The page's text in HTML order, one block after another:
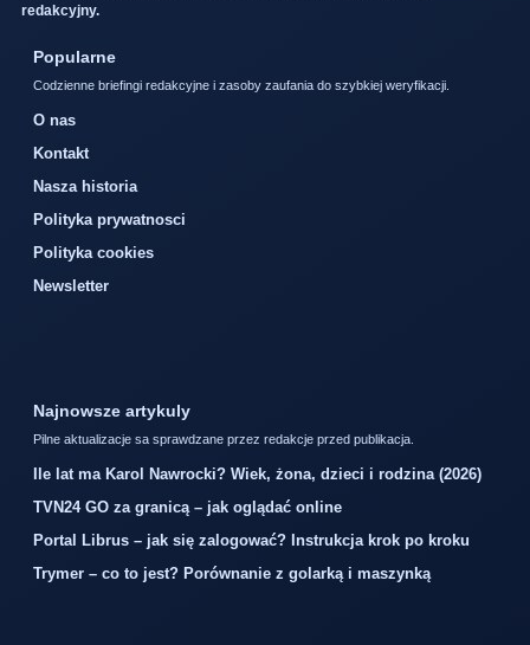
redakcyjny.
Popularne
Codzienne briefingi redakcyjne i zasoby zaufania do szybkiej weryfikacji.
O nas
Kontakt
Nasza historia
Polityka prywatnosci
Polityka cookies
Newsletter
Najnowsze artykuly
Pilne aktualizacje sa sprawdzane przez redakcje przed publikacja.
Ile lat ma Karol Nawrocki? Wiek, żona, dzieci i rodzina (2026)
TVN24 GO za granicą – jak oglądać online
Portal Librus – jak się zalogować? Instrukcja krok po kroku
Trymer – co to jest? Porównanie z golarką i maszynką